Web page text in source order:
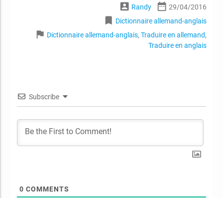
account_box Randy date_range 29/04/2016
bookmark Dictionnaire allemand-anglais
flag Dictionnaire allemand-anglais,Traduire en allemand,
Traduire en anglais
Subscribe
0 COMMENTS